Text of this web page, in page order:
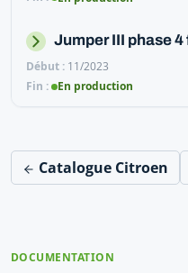
Jumper III phase
11/2023
En production
Catalogue Citroen
DOCUMENTATION